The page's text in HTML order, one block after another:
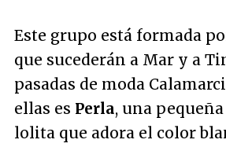
Este grupo está formada
que sucederán a Mar y a
pasadas de moda
ellas es Perla, una
lolita que adora el color